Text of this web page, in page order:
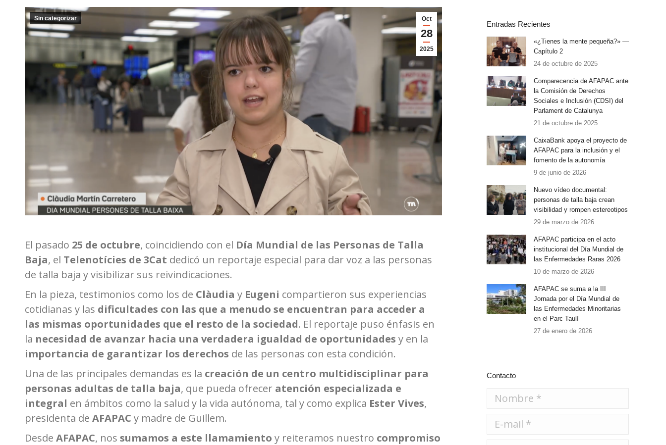
Oct
28
2025
Sin categorizar
El pasado 25 de octubre, coincidiendo con el Día Mundial de las Personas de Talla
Baja, el Telenotícies de 3Cat dedicó un reportaje especial para dar voz a las personas
de talla baja y visibilizar sus reivindicaciones.
En la pieza, testimonios como los de Clàudia y Eugeni compartieron sus experiencias
cotidianas y las dificultades con las que a menudo se encuentran para acceder a
las mismas oportunidades que el resto de la sociedad. El reportaje puso énfasis en
la necesidad de avanzar hacia una verdadera igualdad de oportunidades y en la
importancia de garantizar los derechos de las personas con esta condición.
Una de las principales demandas es la creación de un centro multidisciplinar para
personas adultas de talla baja, que pueda ofrecer atención especializada e
integral en ámbitos como la salud y la vida autónoma, tal y como explica Ester Vives,
presidenta de AFAPAC y madre de Guillem.
Desde AFAPAC, nos sumamos a este llamamiento y reiteramos nuestro compromiso
Entradas Recientes
«¿Tienes la mente pequeña?» —
Capítulo 2
24 de octubre de 2025
Comparecencia de AFAPAC ante
la Comisión de Derechos
Sociales e Inclusión (CDSI) del
Parlament de Catalunya
21 de octubre de 2025
CaixaBank apoya el proyecto de
AFAPAC para la inclusión y el
fomento de la autonomía
9 de junio de 2026
Nuevo vídeo documental:
personas de talla baja crean
visibilidad y rompen estereotipos
29 de marzo de 2026
AFAPAC participa en el acto
institucional del Día Mundial de
las Enfermedades Raras 2026
10 de marzo de 2026
AFAPAC se suma a la III
Jornada por el Día Mundial de
las Enfermedades Minoritarias
en el Parc Taulí
27 de enero de 2026
Contacto